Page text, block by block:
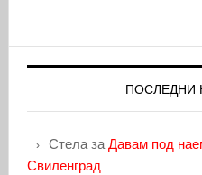
ПОСЛЕДНИ
Стелаза Давам под
Свиленград